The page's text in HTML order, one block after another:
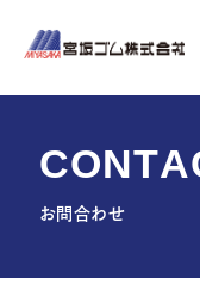
CONTA
お問合わせ